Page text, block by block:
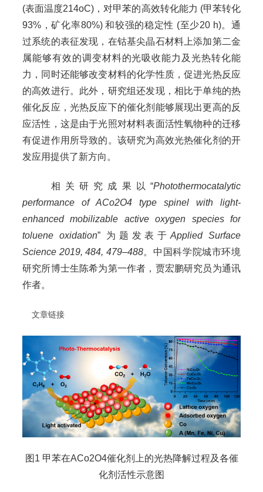
(表面温度214oC)，对甲苯的高效转化能力 (甲苯转化
93%，矿化率80%) 和较强的稳定性 (至少20 h)。通
过系统的表征发现，在钴基尖晶石材料上添加第二金
属能够有效的调变材料的光吸收能力及光热转化能
力，同时还能够改变材料的化学性质，促进光热反应
的高效进行。此外，研究组还发现，相比于单纯的热
催化反应，光热反应下的催化剂能够展现出更高的反
应活性，这是由于光照对材料表面活性氧物种的迁移
有促进作用所导致的。该研究为高效光热催化剂的开
发应用提供了新方向。
相关研究成果以“Photothermocatalytic
performance of ACo2O4 type spinel with light-
enhanced mobilizable active oxygen species for
toluene oxidation” 为题发表于Applied Surface
Science 2019, 484, 479–488。中国科学院城市环境
研究所博士生陈希为第一作者，贾宏鹏研究员为通讯
作者。
文章链接
图1 甲苯在ACo2O4催化剂上的光热降解过程及各催
化剂活性示意图